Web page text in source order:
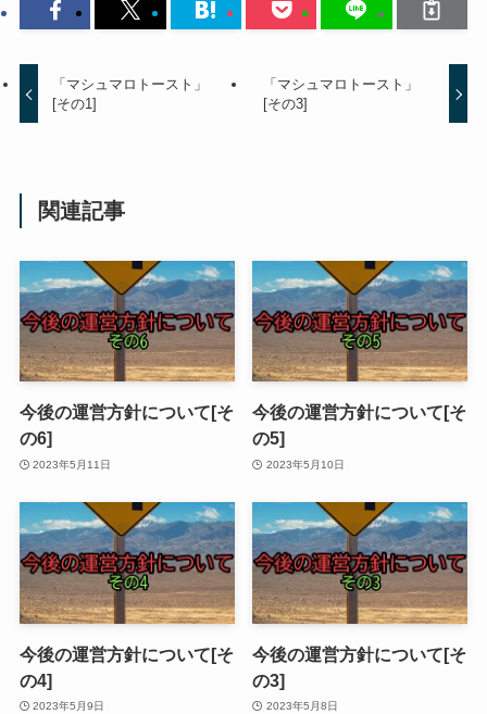
「マシュマロトースト」
[その1]
「マシュマロトースト」
[その3]
関連記事
今後の運営方針について[そ
の6]
2023年5月11日
今後の運営方針について[そ
の5]
2023年5月10日
今後の運営方針について[そ
の4]
2023年5月9日
今後の運営方針について[そ
の3]
2023年5月8日